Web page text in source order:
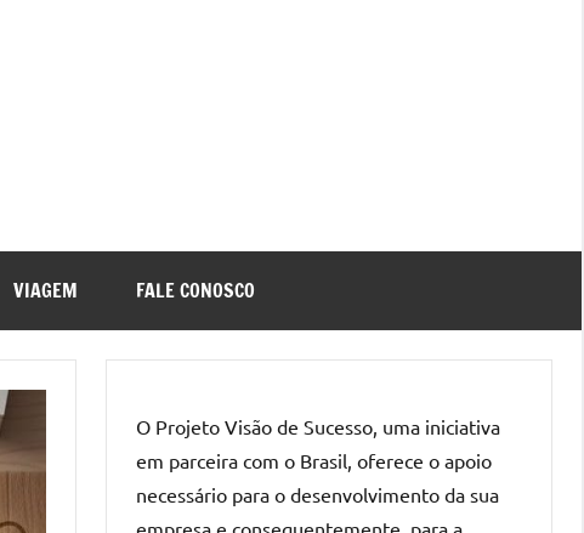
VIAGEM FALE CONOSCO
O Projeto Visão de Sucesso, uma iniciativa
em parceira com o Brasil, oferece o apoio
necessário para o desenvolvimento da sua
empresa e consequentemente, para a